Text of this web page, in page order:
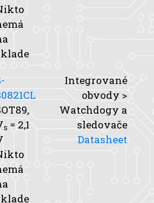
s = 2,1
Integrované
obvody >
Watchdogy a
sledovače
Datasheet